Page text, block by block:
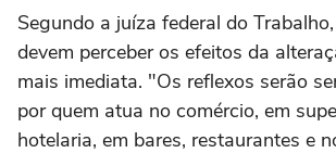
Segundo a juíza federal do
devem perceber os efeitos da
mais imediata. "Os reflexos serão
por quem atua no comércio, em
hotelaria, em bares, restaurantes e